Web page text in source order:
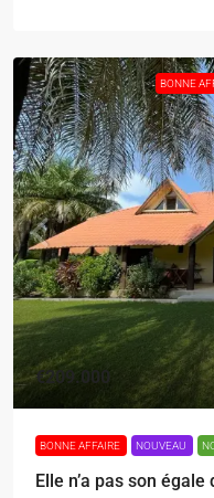
BONNE
€209.000
BONNE AFFAIRE NOUVEAU
Elle n’a pas son